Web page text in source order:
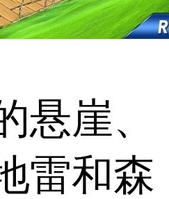
悬崖、
雷和森